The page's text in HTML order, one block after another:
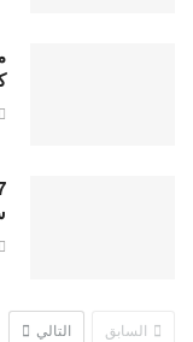
السابق التالي